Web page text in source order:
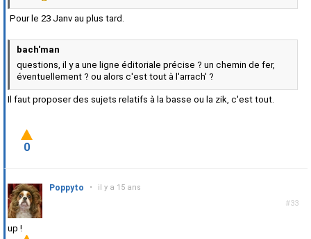
Pour le 23 Janv au plus tard.
bach'man
questions, il y a une ligne éditoriale précise ? un chemin de fer,
éventuellement ? ou alors c'est tout à l'arrach' ?
Il faut proposer des sujets relatifs à la basse ou la zik, c'est tout.
0
#33
Poppyto • il y a 15 ans
up !